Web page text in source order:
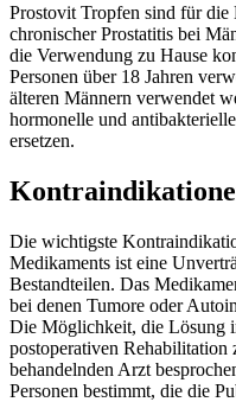
Prostovit Tropfen sind für die
chronischer Prostatitis bei
die Verwendung zu Hause
Personen über 18 Jahren
älteren Männern verwendet
hormonelle und
ersetzen.
Die wichtigste
Medikaments ist eine
Bestandteilen. Das
bei denen Tumore oder
Die Möglichkeit, die Lösung
postoperativen Rehabilitation
behandelnden Arzt
Personen bestimmt, die die